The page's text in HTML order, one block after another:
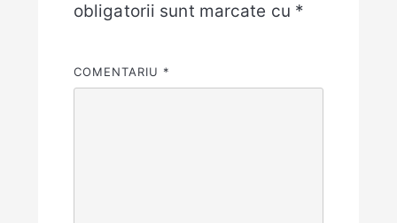
obligatorii sunt marcate cu *
COMENTARIU *